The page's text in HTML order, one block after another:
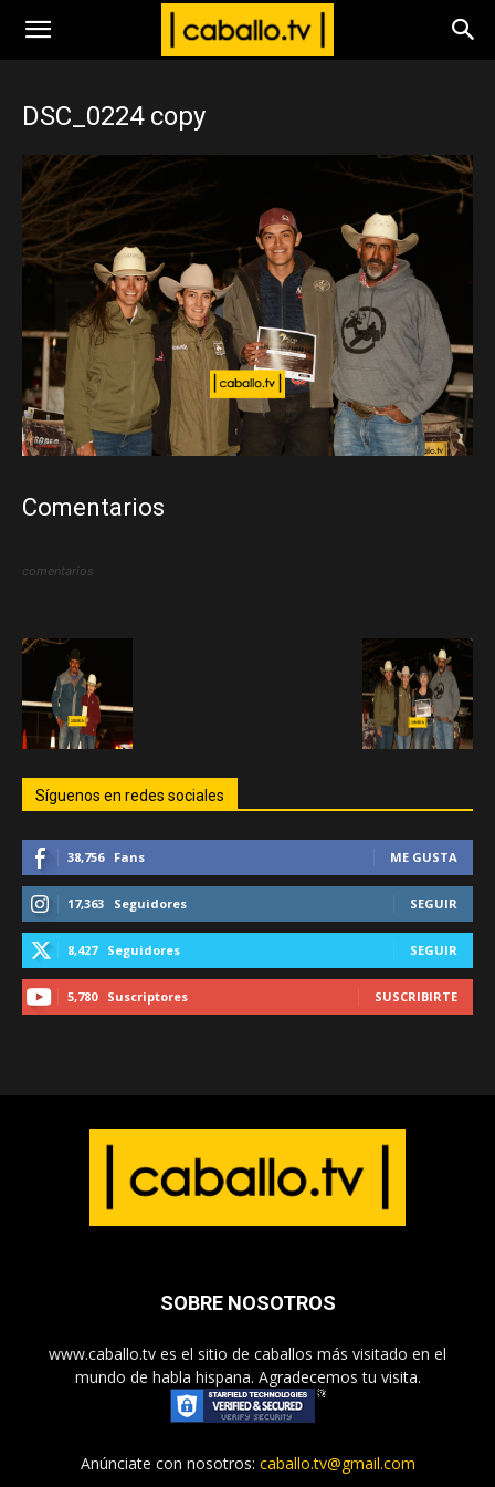
www.caballo.tv
DSC_0224 copy
Comentarios
comentarios
Síguenos en redes sociales
38,756 Fans ME GUSTA
17,363 Seguidores SEGUIR
8,427 Seguidores SEGUIR
5,780 Suscriptores SUSCRIBIRTE
SOBRE NOSOTROS
www.caballo.tv es el sitio de caballos más visitado en el
mundo de habla hispana. Agradecemos tu visita.
Anúnciate con nosotros: caballo.tv@gmail.com